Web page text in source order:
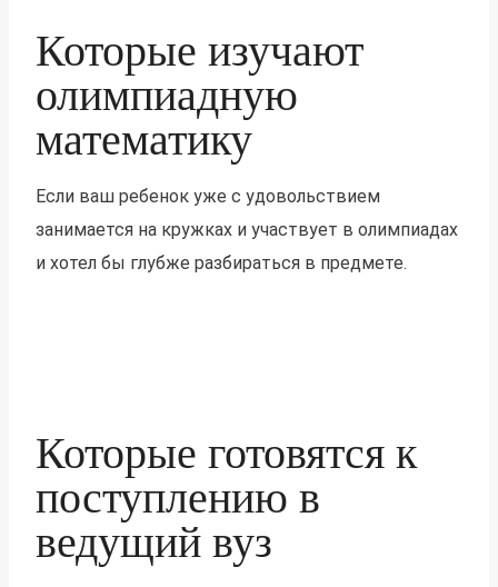
Которые изучают
олимпиадную
математику
Если ваш ребенок уже с удовольствием
занимается на кружках и участвует в олимпиадах
и хотел бы глубже разбираться в предмете.
Которые готовятся к
поступлению в
ведущий вуз